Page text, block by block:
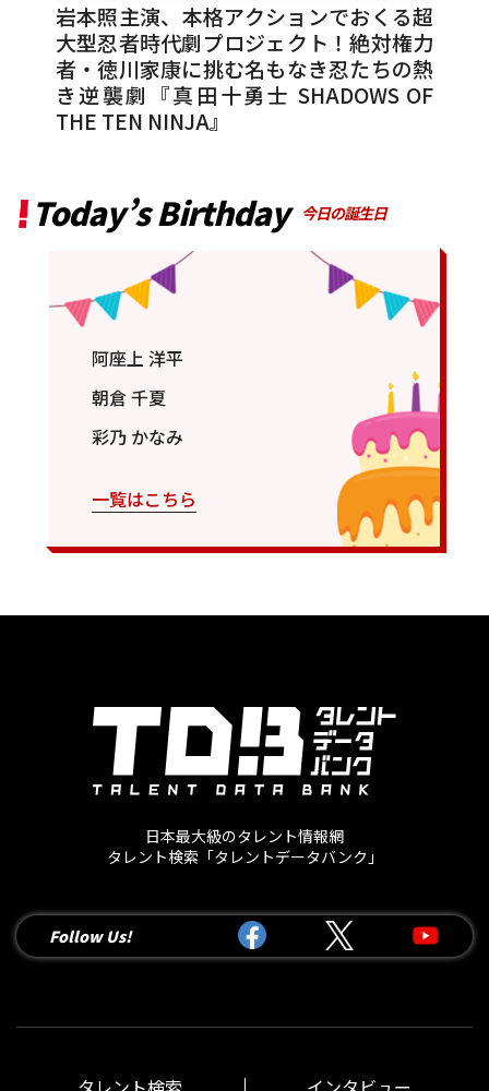
Today’s Birthday 今日の誕生日
阿座上 洋平
朝倉 千夏
彩乃 かなみ
一覧はこちら
岩本照主演、本格アクションでおくる超
大型忍者時代劇プロジェクト！絶対権力
者・徳川家康に挑む名もなき忍たちの熱
き逆襲劇『真田十勇士 SHADOWS OF
THE TEN NINJA』
日本最大級のタレント情報網
タレント検索「タレントデータバンク」
Follow Us!